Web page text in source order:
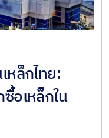
หล็กไทย:
อเหล็กใน